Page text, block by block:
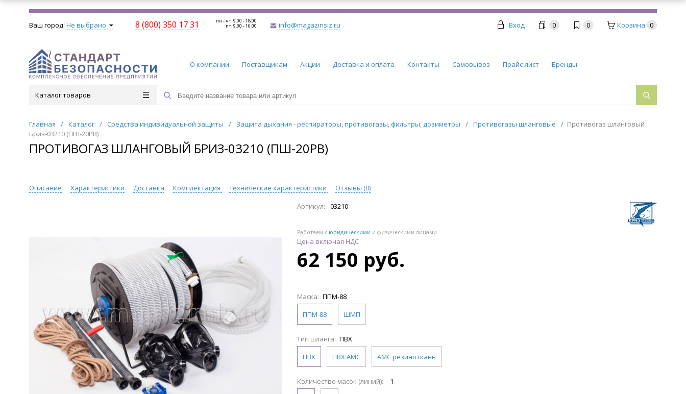
Ваш город: Не выбрано 8 (800) 350 17 31 пн - чт: 9.00 - 18.00
пт: 9.00 - 16.00 info@magazinsiz.ru Вход 0 0 Корзина 0
О компании Поставщикам Акции Доставка и оплата Контакты Самовывоз Прайс-лист Бренды
Каталог товаров
Главная / Каталог / Средства индивидуальной защиты / Защита дыхания - респираторы, противогазы, фильтры, дозиметры / Противогазы шланговые / Противогаз шланговый
Бриз-03210 (ПШ-20РВ)
ПРОТИВОГАЗ ШЛАНГОВЫЙ БРИЗ-03210 (ПШ-20РВ)
Описание Характеристики Доставка Комплектация Технические характеристики Отзывы (0)
Артикул: 03210
Работаем с юридическими и физическими лицами
Цена включая НДС
62 150 руб.
Маска: ППМ-88
ППМ-88
ШМП
Тип шланга: ПВХ
ПВХ
ПВХ АМС АМС резиноткань
Количество масок (линий):
1